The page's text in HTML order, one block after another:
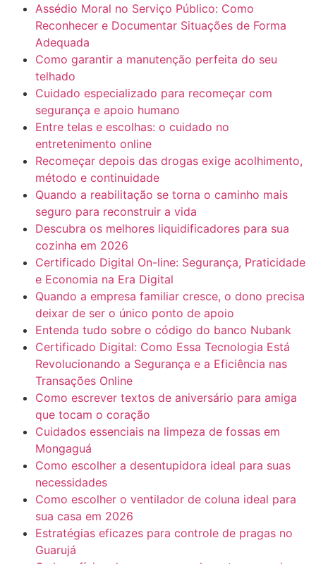
Assédio Moral no Serviço Público: Como
Reconhecer e Documentar Situações de Forma
Adequada
Como garantir a manutenção perfeita do seu
telhado
Cuidado especializado para recomeçar com
segurança e apoio humano
Entre telas e escolhas: o cuidado no
entretenimento online
Recomeçar depois das drogas exige acolhimento,
método e continuidade
Quando a reabilitação se torna o caminho mais
seguro para reconstruir a vida
Descubra os melhores liquidificadores para sua
cozinha em 2026
Certificado Digital On-line: Segurança, Praticidade
e Economia na Era Digital
Quando a empresa familiar cresce, o dono precisa
deixar de ser o único ponto de apoio
Entenda tudo sobre o código do banco Nubank
Certificado Digital: Como Essa Tecnologia Está
Revolucionando a Segurança e a Eficiência nas
Transações Online
Como escrever textos de aniversário para amiga
que tocam o coração
Cuidados essenciais na limpeza de fossas em
Mongaguá
Como escolher a desentupidora ideal para suas
necessidades
Como escolher o ventilador de coluna ideal para
sua casa em 2026
Estratégias eficazes para controle de pragas no
Guarujá